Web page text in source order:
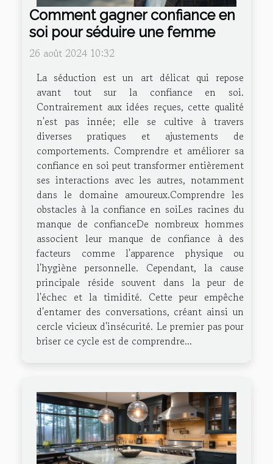
Comment gagner confiance en
soi pour séduire une femme
26 août 2024 10:32
La séduction est un art délicat qui repose
avant tout sur la confiance en soi.
Contrairement aux idées reçues, cette qualité
n'est pas innée; elle se cultive à travers
diverses pratiques et ajustements de
comportements. Comprendre et améliorer sa
confiance en soi peut transformer entièrement
ses interactions avec les autres, notamment
dans le domaine amoureux.Comprendre les
obstacles à la confiance en soiLes racines du
manque de confianceDe nombreux hommes
associent leur manque de confiance à des
facteurs comme l'apparence physique ou
l'hygiène personnelle. Cependant, la cause
principale réside souvent dans la peur de
l'échec et la timidité. Cette peur empêche
d'entamer des conversations, créant ainsi un
cercle vicieux d'insécurité. Le premier pas pour
briser ce cycle est de comprendre...